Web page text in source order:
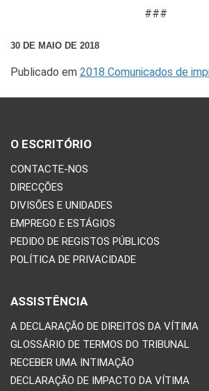
###
30 DE MAIO DE 2018
Publicado em 2018 Comunicados de
O ESCRITÓRIO
CONTACTE-NOS
DIRECÇÕES
DIVISÕES E UNIDADES
EMPREGO E ESTÁGIOS
PEDIDO DE REGISTOS PÚBLICOS
POLÍTICA DE PRIVACIDADE
ASSISTÊNCIA
A DECLARAÇÃO DE DIREITOS DA VÍTIMA
GLOSSÁRIO DE TERMOS DO TRIBUNAL
RECEBER UMA INTIMAÇÃO
DECLARAÇÃO DE IMPACTO DA VÍTIMA